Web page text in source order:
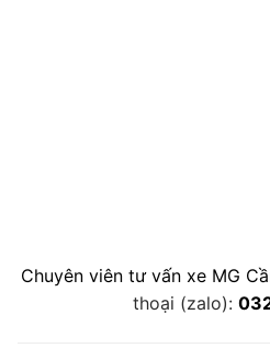
Chuyên viên tư vấn xe MG
thoại (zalo):